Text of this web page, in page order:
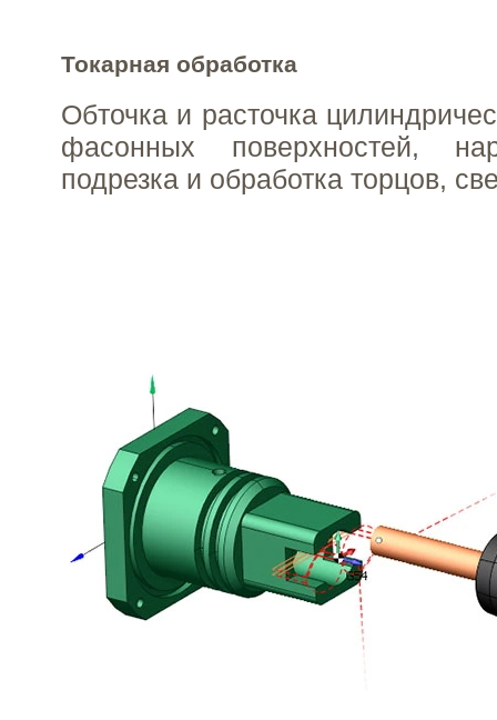
Токарная обработка
Обточка и расточка
фасонных поверхностей,
подрезка и обработка торцов,